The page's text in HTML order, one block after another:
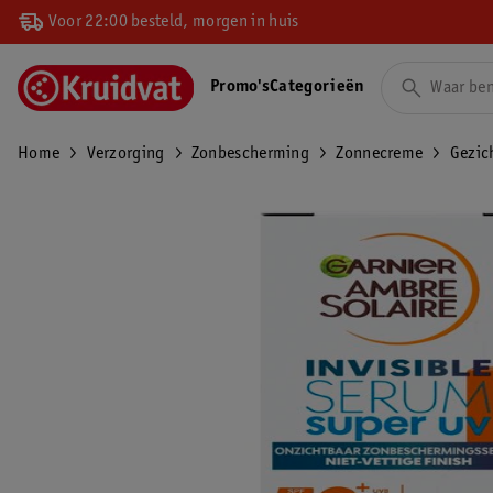
Voor 22:00 besteld, morgen in huis
Promo'sCategorieën
Home Verzorging Zonbescherming Zonnecreme